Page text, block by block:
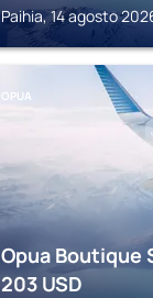
Paihia, 14 agosto
OPUA
Opua Boutique
203 USD